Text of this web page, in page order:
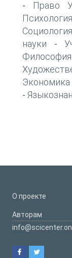
- Право
Психология
Социология
науки -
Философия
Экономика
-
О проекте
Авторам